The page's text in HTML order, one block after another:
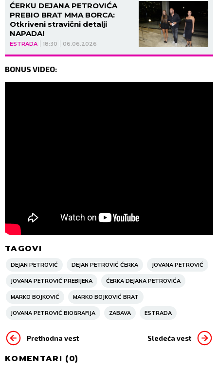
ESTRADA 18:30 06.06.2026
ĆERKU DEJANA PETROVIĆA
PREBIO BRAT MMA BORCA:
Otkriveni stravični detalji
NAPADA!
BONUS VIDEO:
TAGOVI
DEJAN PETROVIĆ DEJAN PETROVIĆ ĆERKA JOVANA PETROVIĆ
JOVANA PETROVIĆ PREBIJENA ĆERKA DEJANA PETROVIĆA
MARKO BOJKOVIĆ MARKO BOJKOVIĆ BRAT
JOVANA PETROVIĆ BIOGRAFIJA ZABAVA ESTRADA
Prethodna vest Sledeća vest
KOMENTARI (0)